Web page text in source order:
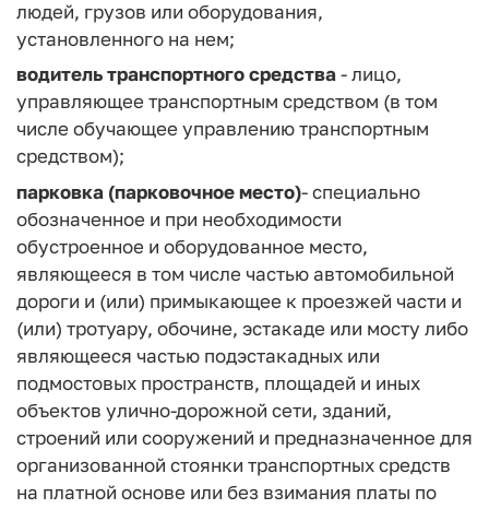
людей, грузов или оборудования,
установленного на нем;
водитель транспортного средства - лицо,
управляющее транспортным средством (в том
числе обучающее управлению транспортным
средством);
парковка (парковочное место)- специально
обозначенное и при необходимости
обустроенное и оборудованное место,
являющееся в том числе частью автомобильной
дороги и (или) примыкающее к проезжей части и
(или) тротуару, обочине, эстакаде или мосту либо
являющееся частью подэстакадных или
подмостовых пространств, площадей и иных
объектов улично-дорожной сети, зданий,
строений или сооружений и предназначенное для
организованной стоянки транспортных средств
на платной основе или без взимания платы по